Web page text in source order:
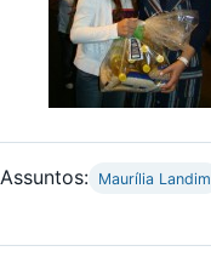
Assuntos: Maurília Landim